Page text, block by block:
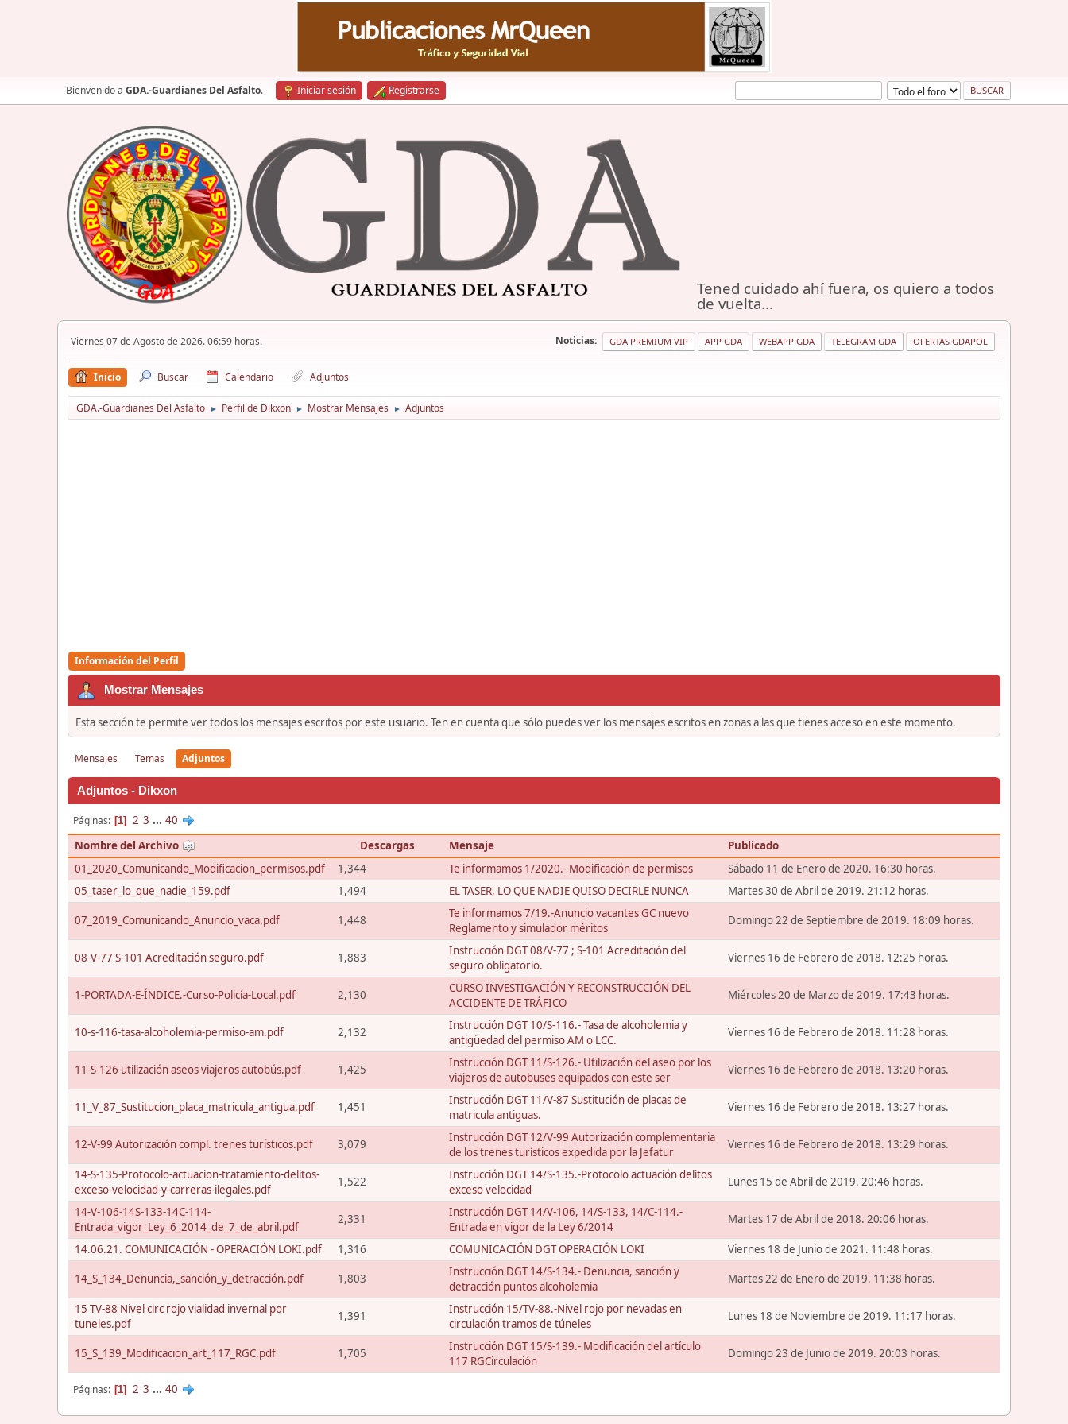
Bienvenido a GDA.-Guardianes Del Asfalto. Iniciar sesión Registrarse
Tened cuidado ahí fuera, os quiero a todos
de vuelta...
Viernes 07 de Agosto de 2026. 06:59 horas. Noticias: GDA PREMIUM VIP APP GDA WEBAPP GDA TELEGRAM GDA OFERTAS GDAPOL
Inicio Buscar Calendario Adjuntos
GDA.-Guardianes Del Asfalto ► Perfil de Dikxon ► Mostrar Mensajes ► Adjuntos
Información del Perfil
Mostrar Mensajes
Esta sección te permite ver todos los mensajes escritos por este usuario. Ten en cuenta que sólo puedes ver los mensajes escritos en zonas a las que tienes acceso en este momento.
Mensajes Temas Adjuntos
Adjuntos - Dikxon
Páginas 1 2 3 ... 40
Nombre del Archivo
Descargas Mensaje
Publicado
01_2020_Comunicando_Modificacion_permisos.pdf
1,344 Te informamos 1/2020.- Modificación de permisos
Sábado 11 de Enero de 2020. 16:30 horas.
05_taser_lo_que_nadie_159.pdf
1,494 EL TASER, LO QUE NADIE QUISO DECIRLE NUNCA Martes 30 de Abril de 2019. 21:12 horas.
07_2019_Comunicando_Anuncio_vaca.pdf 1,448
Te informamos 7/19.-Anuncio vacantes GC nuevo
Reglamento y simulador méritos
Domingo 22 de Septiembre de 2019. 18:09 horas.
08-V-77 S-101 Acreditación seguro.pdf 1,883
Instrucción DGT 08/V-77 ; S-101 Acreditación del
seguro obligatorio.
Viernes 16 de Febrero de 2018. 12:25 horas.
1-PORTADA-E-ÍNDICE.-Curso-Policía-Local.pdf 2,130
CURSO INVESTIGACIÓN Y RECONSTRUCCIÓN DEL
ACCIDENTE DE TRÁFICO
Miércoles 20 de Marzo de 2019. 17:43 horas.
10-s-116-tasa-alcoholemia-permiso-am.pdf 2,132
Instrucción DGT 10/S-116.- Tasa de alcoholemia y
antigüedad del permiso AM o LCC.
Viernes 16 de Febrero de 2018. 11:28 horas.
11-S-126 utilización aseos viajeros autobús.pdf 1,425
Instrucción DGT 11/S-126.- Utilización del aseo por los
viajeros de autobuses equipados con este ser
Viernes 16 de Febrero de 2018. 13:20 horas.
11_V_87_Sustitucion_placa_matricula_antigua.pdf 1,451
Instrucción DGT 11/V-87 Sustitución de placas de
matricula antiguas.
Viernes 16 de Febrero de 2018. 13:27 horas.
12-V-99 Autorización compl. trenes turísticos.pdf 3,079
Instrucción DGT 12/V-99 Autorización complementaria
de los trenes turísticos expedida por la Jefatur
Viernes 16 de Febrero de 2018. 13:29 horas.
14-S-135-Protocolo-actuacion-tratamiento-delitos-
exceso-velocidad-y-carreras-ilegales.pdf
1,522
Instrucción DGT 14/S-135.-Protocolo actuación delitos
exceso velocidad
Lunes 15 de Abril de 2019. 20:46 horas.
14-V-106-14S-133-14C-114-
Entrada_vigor_Ley_6_2014_de_7_de_abril.pdf
2,331
Instrucción DGT 14/V-106, 14/S-133, 14/C-114.-
Entrada en vigor de la Ley 6/2014
Martes 17 de Abril de 2018. 20:06 horas.
14.06.21. COMUNICACIÓN - OPERACIÓN LOKI.pdf 1,316 COMUNICACIÓN DGT OPERACIÓN LOKI Viernes 18 de Junio de 2021. 11:48 horas.
14_S_134_Denuncia,_sanción_y_detracción.pdf 1,803
Instrucción DGT 14/S-134.- Denuncia, sanción y
detracción puntos alcoholemia
Martes 22 de Enero de 2019. 11:38 horas.
15 TV-88 Nivel circ rojo vialidad invernal por
tuneles.pdf
1,391
Instrucción 15/TV-88.-Nivel rojo por nevadas en
circulación tramos de túneles
Lunes 18 de Noviembre de 2019. 11:17 horas.
15_S_139_Modificacion_art_117_RGC.pdf 1,705
Instrucción DGT 15/S-139.- Modificación del artículo
117 RGCirculación
Domingo 23 de Junio de 2019. 20:03 horas.
Páginas 1 2 3 ... 40